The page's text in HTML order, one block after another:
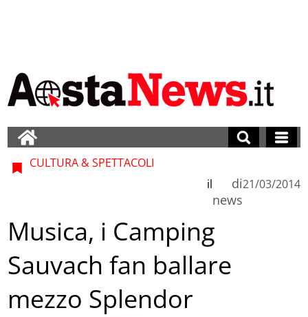
CULTURA & SPETTACOLI
di
news
il 21/03/2014
Musica, i Camping
Sauvach fan ballare
mezzo Splendor